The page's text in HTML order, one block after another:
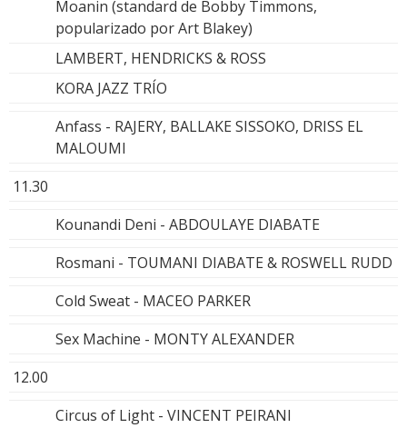
Moanin (standard de Bobby Timmons,
popularizado por Art Blakey)
LAMBERT, HENDRICKS & ROSS
KORA JAZZ TRÍO
Anfass - RAJERY, BALLAKE SISSOKO, DRISS EL
MALOUMI
11.30
Kounandi Deni - ABDOULAYE DIABATE
Rosmani - TOUMANI DIABATE & ROSWELL RUDD
Cold Sweat - MACEO PARKER
Sex Machine - MONTY ALEXANDER
12.00
Circus of Light - VINCENT PEIRANI